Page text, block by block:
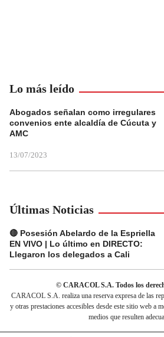
Lo más leído
Abogados señalan como irregulares
convenios ente alcaldía de Cúcuta y
AMC
13/07/2023
Últimas Noticias
🔴 Posesión Abelardo de la Espriella
EN VIVO | Lo último en DIRECTO:
Llegaron los delegados a Cali
© CARACOL S.A. Todos los
CARACOL S.A. realiza una reserva expresa de las
y otras prestaciones accesibles desde este sitio web a
medios que resulten